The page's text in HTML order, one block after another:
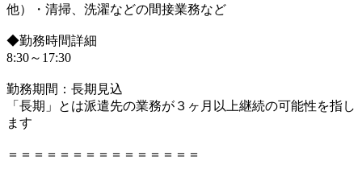
他）・清掃、洗濯などの間接業務など
◆勤務時間詳細
8:30～17:30
勤務期間：長期見込
「長期」とは派遣先の業務が３ヶ月以上継続の可能性を指し
ます
＝＝＝＝＝＝＝＝＝＝＝＝＝＝＝